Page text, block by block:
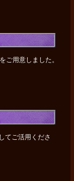
ご用意しました。
てご活用くださ